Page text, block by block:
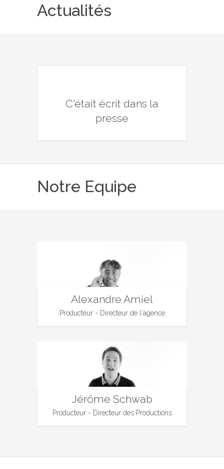
Actualités
C'était écrit dans la
presse
Notre Equipe
Alexandre Amiel
Producteur - Directeur de l'agence
Jérôme Schwab
Producteur - Directeur des Productions